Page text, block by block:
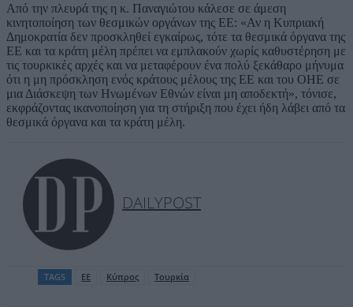
Από την πλευρά της η κ. Παναγιώτου κάλεσε σε άμεση
κινητοποίηση των θεσμικών οργάνων της ΕΕ: «Αν η Κυπριακή
Δημοκρατία δεν προσκληθεί εγκαίρως, τότε τα θεσμικά όργανα της
ΕΕ και τα κράτη μέλη πρέπει να εμπλακούν χωρίς καθυστέρηση με
τις τουρκικές αρχές και να μεταφέρουν ένα πολύ ξεκάθαρο μήνυμα
ότι η μη πρόσκληση ενός κράτους μέλους της ΕΕ και του ΟΗΕ σε
μια Διάσκεψη των Ηνωμένων Εθνών είναι μη αποδεκτή», τόνισε,
εκφράζοντας ικανοποίηση για τη στήριξη που έχει ήδη λάβει από τα
θεσμικά όργανα και τα κράτη μέλη.
DAILYPOST
TAGS ΕΕ Κύπρος Τουρκία